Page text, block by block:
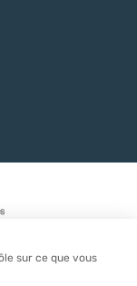
- CGU - CGV -
sur ce que vous